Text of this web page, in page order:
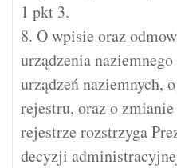
1 pkt 3.
8. O wpisie oraz
urządzenia
urządzeń naziemnych,
rejestru, oraz o
rejestrze rozstrzyga
decyzji